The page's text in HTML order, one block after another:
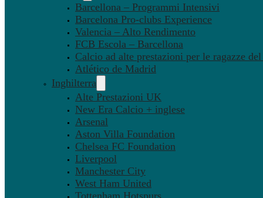
Barcellona – Programmi Intensivi
Barcelona Pro-clubs Experience
Valencia – Alto Rendimento
FCB Escola – Barcellona
Calcio ad alte prestazioni per le ragazze
Atlético de Madrid
Inghilterra
Alte Prestazioni UK
New Era Calcio + inglese
Arsenal
Aston Villa Foundation
Chelsea FC Foundation
Liverpool
Manchester City
West Ham United
Tottenham Hotspurs